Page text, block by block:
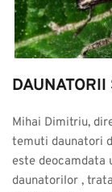
Mihai Dimitriu,
temuti daunatori
este
daunatorilor ,